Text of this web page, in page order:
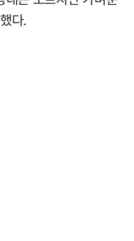
다.